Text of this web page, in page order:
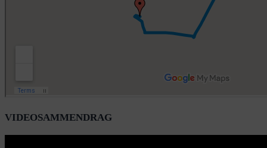
VIDEOSAMMENDRAG